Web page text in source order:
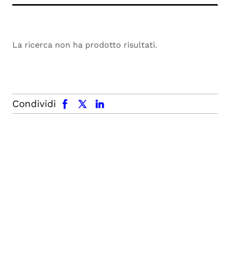
La ricerca non ha prodotto risultati.
Condividi
facebook x.com linkedin